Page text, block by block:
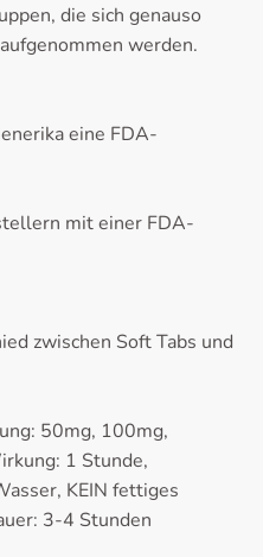
die sich genauso
werden.
eine FDA-
mit einer FDA-
zwischen Soft Tabs und
50mg, 100mg,
1 Stunde,
KEIN fettiges
3-4 Stunden